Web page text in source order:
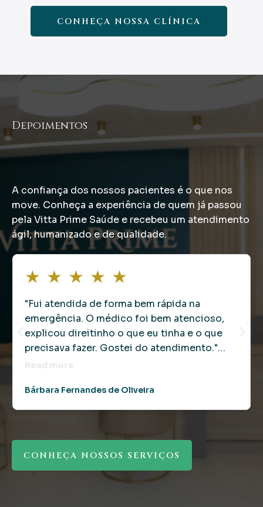
CONHEÇA NOSSA CLÍNICA
Depoimentos
nossos pacientes
A confiança dos nossos pacientes é o que nos
move. Conheça a experiência de quem já passou
pela Vitta Prime Saúde e recebeu um atendimento
ágil, humanizado e de qualidade.
★ ★ ★ ★ ★
"Fui atendida de forma bem rápida na
emergência. O médico foi bem atencioso,
explicou direitinho o que eu tinha e o que
precisava fazer. Gostei do atendimento."
Bárbara Fernandes de Oliveira
Read more
Bárbara Fernandes de Oliveira
CONHEÇA NOSSOS SERVIÇOS